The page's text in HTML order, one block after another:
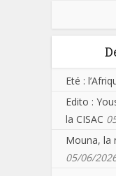
Eté :
Edito :
la CISAC
Mouna, la
05/06/